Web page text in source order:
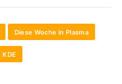
Diese Woche in Plasma
KDE